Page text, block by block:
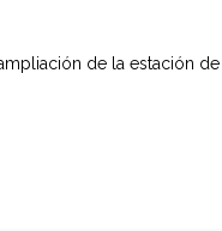
de la estación